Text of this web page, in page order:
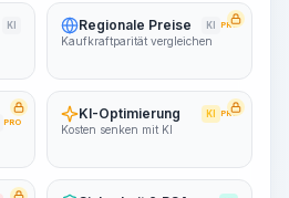
KI Regionale Preise KI PRO
Kaufkraftparität vergleichen
PRO
KI-Optimierung KI PRO
Kosten senken mit KI